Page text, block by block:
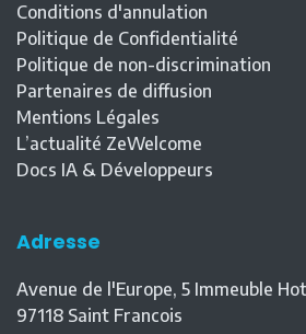
Conditions d'annulation
Politique de Confidentialité
Politique de non-discrimination
Partenaires de diffusion
Mentions Légales
L’actualité ZeWelcome
Docs IA & Développeurs
Adresse
Avenue de l'Europe, 5 Immeuble
97118 Saint Francois